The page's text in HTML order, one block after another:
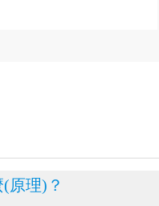
原理)？